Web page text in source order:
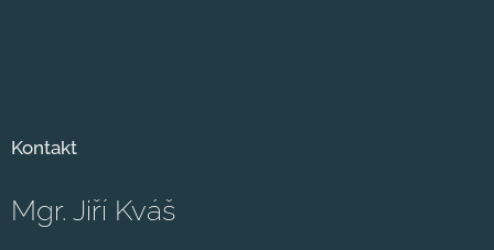
Kontakt
Mgr. Jiří Kváš